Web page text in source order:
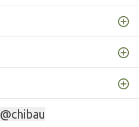
@chibau